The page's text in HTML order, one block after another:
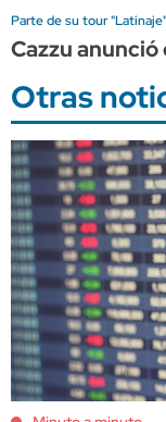
Parte de su tour "Latinaje"
Cazzu
Otras